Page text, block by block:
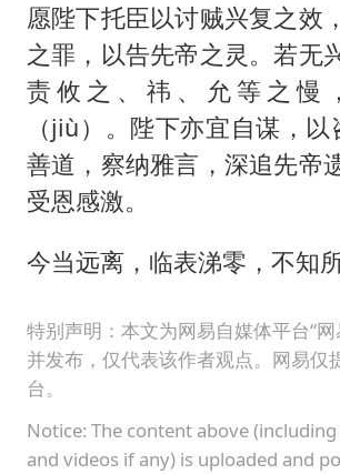
愿陛下托臣以讨贼兴复之效
之罪，以告先帝之灵。若无
责攸之、祎、允等之慢
（jiù）。陛下亦宜自谋，以
善道，察纳雅言，深追先帝
受恩感激。
今当远离，临表涕零，不知所
特别声明：本文为网易自媒体平台“
并发布，仅代表该作者观点。网易仅
台。
Notice: The content above
and videos if any) is uploaded and